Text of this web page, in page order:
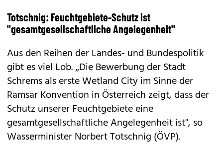
Totschnig: Feuchtgebiete-Schutz ist
"gesamtgesellschaftliche Angelegenheit"
Aus den Reihen der Landes- und Bundespolitik
gibt es viel Lob. „Die Bewerbung der Stadt
Schrems als erste Wetland City im Sinne der
Ramsar Konvention in Österreich zeigt, dass der
Schutz unserer Feuchtgebiete eine
gesamtgesellschaftliche Angelegenheit ist", so
Wasserminister Norbert Totschnig (ÖVP).